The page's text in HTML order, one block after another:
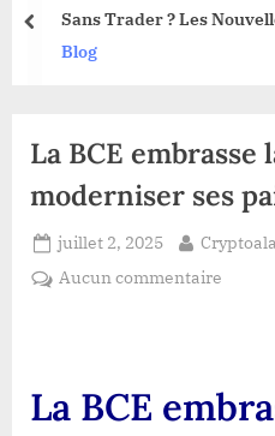
Sans Trader ? Les
Blog
prev
La BCE
moderniser ses
Posted
on
juillet 2, 2025 By
Aucun commentaire
la
La BCE